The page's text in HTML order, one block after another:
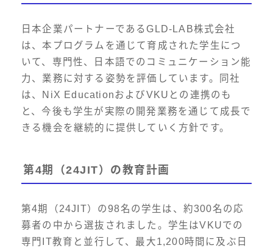
日本企業パートナーであるGLD-LAB株式会社
は、本プログラムを通じて育成された学生につ
いて、専門性、日本語でのコミュニケーション能
力、業務に対する姿勢を評価しています。同社
は、NiX EducationおよびVKUとの連携のも
と、今後も学生が実際の開発業務を通じて成長で
きる機会を継続的に提供していく方針です。
第4期（24JIT）の教育計画
第4期（24JIT）の98名の学生は、約300名の応
募者の中から選抜されました。学生はVKUでの
専門IT教育と並行して、最大1,200時間に及ぶ日